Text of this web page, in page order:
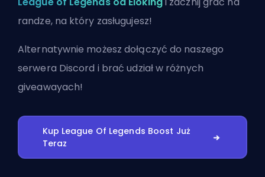
randze, na który zasługujesz!
Alternatywnie możeszdołączyć do naszego
serwera Discord i brać udział w różnych
giveawayach!
Kup League Of Legends Boost Już
Teraz